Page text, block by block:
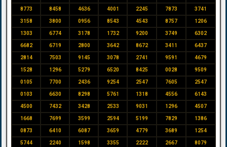
8773 8458 4636 4001 2245 7873 3741
3158 3800 0956 8543 4543 8757 1206
1303 6774 3178 1732 9200 3749 6302
6682 6719 2800 3642 8672 3411 6437
2814 7503 9145 3078 2741 9591 4679
1528 1296 5279 6520 8425 0028 9509
0105 7700 2436 9254 2547 7605 2547
0103 6630 8298 5761 1318 4556 6143
4500 7432 3428 2533 9031 1296 4507
1668 7699 3599 2594 5199 7829 1386
0873 6410 6087 3659 4779 3689 1254
5744 2240 1598 3355 2222 2667 8079